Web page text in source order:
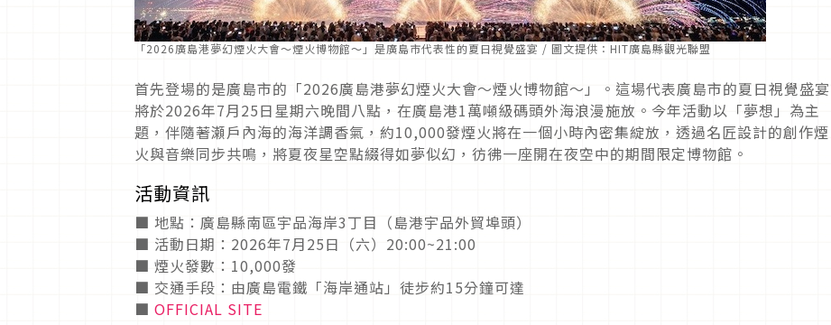
「2026廣島港夢幻煙火大會～煙火博物館～」是廣島市代表性的夏日視覺盛宴 / 圖文提供：HIT廣島縣觀光聯盟
首先登場的是廣島市的「2026廣島港夢幻煙火大會～煙火博物館～」。這場代表廣島市的夏日視覺盛宴
將於2026年7月25日星期六晚間八點，在廣島港1萬噸級碼頭外海浪漫施放。今年活動以「夢想」為主
題，伴隨著瀬戶內海的海洋調香氣，約10,000發煙火將在一個小時內密集綻放，透過名匠設計的創作煙
火與音樂同步共鳴，將夏夜星空點綴得如夢似幻，彷彿一座開在夜空中的期間限定博物館。
活動資訊
■ 地點：廣島縣南區宇品海岸3丁目（島港宇品外貿埠頭）
■ 活動日期：2026年7月25日（六）20:00~21:00
■ 煙火發數：10,000發
■ 交通手段：由廣島電鐵「海岸通站」徒步約15分鐘可達
■ OFFICIAL SITE